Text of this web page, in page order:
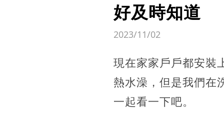
好及時知道
2023/11/02
現在家家戶戶都安裝
熱水澡，但是我們在
一起看一下吧。